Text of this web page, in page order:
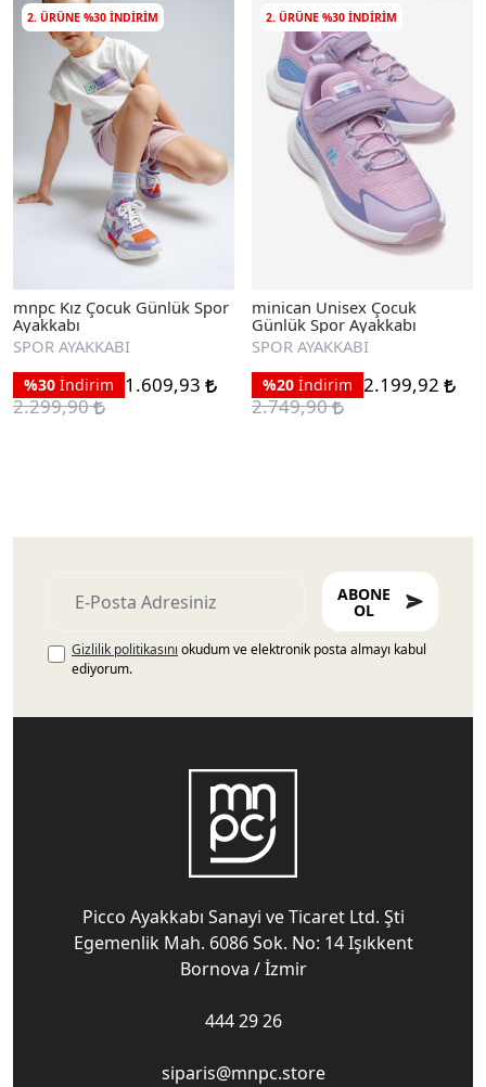
2. ÜRÜNE %30 INDIRIM
mnpc Kız Çocuk Günlük Spor
Ayakkabı
SPOR AYAKKABI
%30 İndirim
1.609,93
2.299,90
2. ÜRÜNE %30 INDIRIM
minican Unisex Çocuk
Günlük Spor Ayakkabı
SPOR AYAKKABI
%20 İndirim 2.199,92
2.749,90
ABONE
OL
Gizlilik politikasını okudum ve elektronik posta almayı kabul
ediyorum.
Picco Ayakkabı Sanayi ve Ticaret Ltd. Şti
Egemenlik Mah. 6086 Sok. No: 14 Işıkkent
Bornova / İzmir
444 29 26
siparis@mnpc.store